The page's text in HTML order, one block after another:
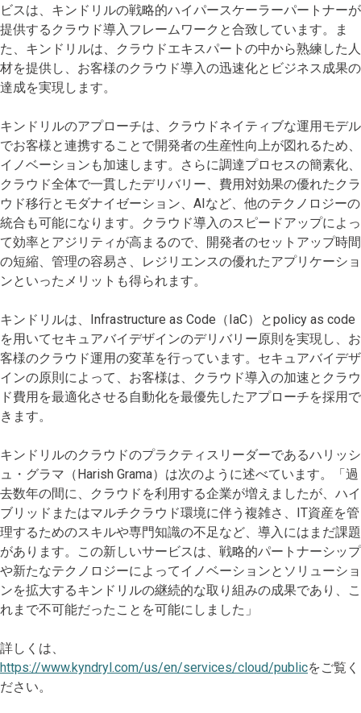
ビスは、キンドリルの戦略的ハイパースケーラーパートナーが
提供するクラウド導入フレームワークと合致しています。ま
た、キンドリルは、クラウドエキスパートの中から熟練した人
材を提供し、お客様のクラウド導入の迅速化とビジネス成果の
達成を実現します。
キンドリルのアプローチは、クラウドネイティブな運用モデル
でお客様と連携することで開発者の生産性向上が図れるため、
イノベーションも加速します。さらに調達プロセスの簡素化、
クラウド全体で一貫したデリバリー、費用対効果の優れたクラ
ウド移行とモダナイゼーション、AIなど、他のテクノロジーの
統合も可能になります。クラウド導入のスピードアップによっ
て効率とアジリティが高まるので、開発者のセットアップ時間
の短縮、管理の容易さ、レジリエンスの優れたアプリケーショ
ンといったメリットも得られます。
キンドリルは、Infrastructure as Code（IaC）とpolicy as code
を用いてセキュアバイデザインのデリバリー原則を実現し、お
客様のクラウド運用の変革を行っています。セキュアバイデザ
インの原則によって、お客様は、クラウド導入の加速とクラウ
ド費用を最適化させる自動化を最優先したアプローチを採用で
きます。
キンドリルのクラウドのプラクティスリーダーであるハリッシ
ュ・グラマ（Harish Grama）は次のように述べています。「過
去数年の間に、クラウドを利用する企業が増えましたが、ハイ
ブリッドまたはマルチクラウド環境に伴う複雑さ、IT資産を管
理するためのスキルや専門知識の不足など、導入にはまだ課題
があります。この新しいサービスは、戦略的パートナーシップ
や新たなテクノロジーによってイノベーションとソリューショ
ンを拡大するキンドリルの継続的な取り組みの成果であり、こ
れまで不可能だったことを可能にしました」
詳しくは、
https://www.kyndryl.com/us/en/services/cloud/publicをご覧く
ださい。